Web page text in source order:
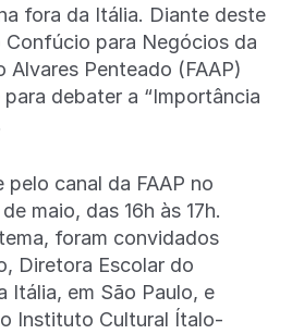
fora da Itália. Diante deste
para Negócios da
Alvares Penteado (FAAP)
debater a “Importância
canal da FAAP no
maio, das 16h às 17h.
foram convidados
Diretora Escolar do
Itália, em São Paulo, e
Instituto Cultural Ítalo-